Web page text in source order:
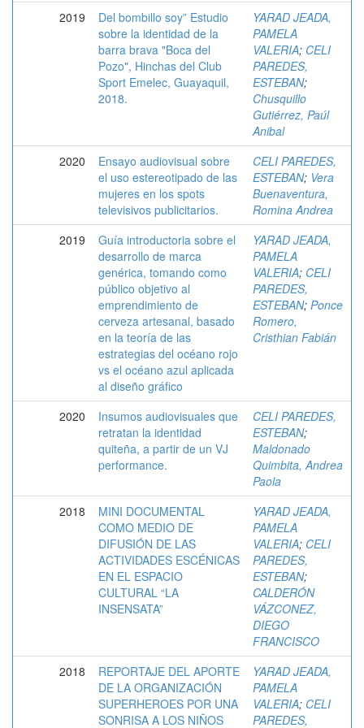
2019
Del bombillo soy” Estudio
sobre la identidad de la
barra brava "Boca del
Pozo", Hinchas del Club
Sport Emelec, Guayaquil,
2018.
YARAD JEADA,
PAMELA
VALERIA; CELI
PAREDES,
ESTEBAN;
Chusquillo
Gutiérrez, Paúl
Anibal
2020
Ensayo audiovisual sobre
el uso estereotipado de las
mujeres en los spots
televisivos publicitarios.
CELI PAREDES,
ESTEBAN; Vera
Buenaventura,
Romina Andrea
2019
Guía introductoria sobre el
desarrollo de marca
genérica, tomando como
público objetivo al
emprendimiento de
cerveza artesanal, basado
en la teoría de las
estrategias del océano rojo
vs el océano azul aplicada
al diseño gráfico
YARAD JEADA,
PAMELA
VALERIA; CELI
PAREDES,
ESTEBAN; Ponce
Romero,
Cristhian Fabián
2020
Insumos audiovisuales que
retratan la identidad
quiteña, a partir de un VJ
performance.
CELI PAREDES,
ESTEBAN;
Maldonado
Quimbita, Andrea
Paola
2018
MINI DOCUMENTAL
COMO MEDIO DE
DIFUSIÓN DE LAS
ACTIVIDADES ESCÉNICAS
EN EL ESPACIO
CULTURAL “LA
INSENSATA”
YARAD JEADA,
PAMELA
VALERIA; CELI
PAREDES,
ESTEBAN;
CALDERÓN
VÁZCONEZ,
DIEGO
FRANCISCO
2018
REPORTAJE DEL APORTE
DE LA ORGANIZACIÓN
SUPERHEROES POR UNA
SONRISA A LOS NIÑOS
YARAD JEADA,
PAMELA
VALERIA; CELI
PAREDES,